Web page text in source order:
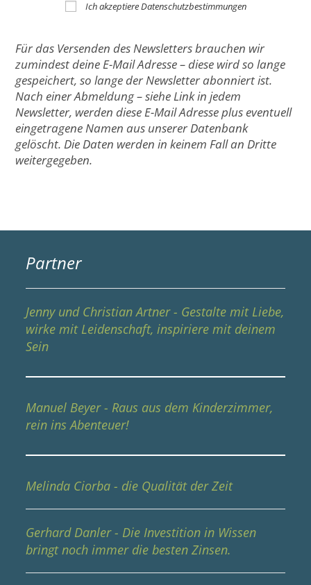
Ich akzeptiere Datenschutzbestimmungen
Für das Versenden des Newsletters brauchen wir
zumindest deine E-Mail Adresse – diese wird so lange
gespeichert, so lange der Newsletter abonniert ist.
Nach einer Abmeldung – siehe Link in jedem
Newsletter, werden diese E-Mail Adresse plus eventuell
eingetragene Namen aus unserer Datenbank
gelöscht. Die Daten werden in keinem Fall an Dritte
weitergegeben.
Partner
Jenny und Christian Artner - Gestalte mit Liebe,
wirke mit Leidenschaft, inspiriere mit deinem
Sein
Manuel Beyer - Raus aus dem Kinderzimmer,
rein ins Abenteuer!
Melinda Ciorba - die Qualität der Zeit
Gerhard Danler - Die Investition in Wissen
bringt noch immer die besten Zinsen.